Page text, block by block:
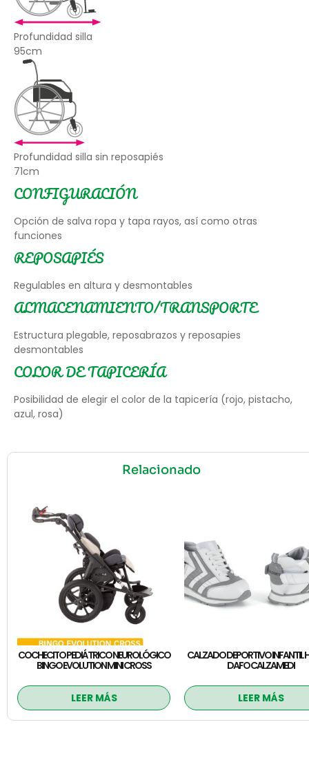
Relacionado
COCHECITO PEDIÁTRICO NEUROLÓGICO
BINGO EVOLUTION MINI CROSS
LEER MÁS
CALZADO DEPORTIVO INFANTIL
DAFO CALZAMEDI
LEER MÁS
Profundidad silla
95cm
Profundidad silla sin reposapiés
71cm
CONFIGURACIÓN
Opción de salva ropa y tapa rayos, así como otras
funciones
REPOSAPIÉS
Regulables en altura y desmontables
ALMACENAMIENTO/TRANSPORTE
Estructura plegable, reposabrazos y reposapies
desmontables
COLOR DE TAPICERÍA
Posibilidad de elegir el color de la tapicería (rojo, pistacho,
azul, rosa)